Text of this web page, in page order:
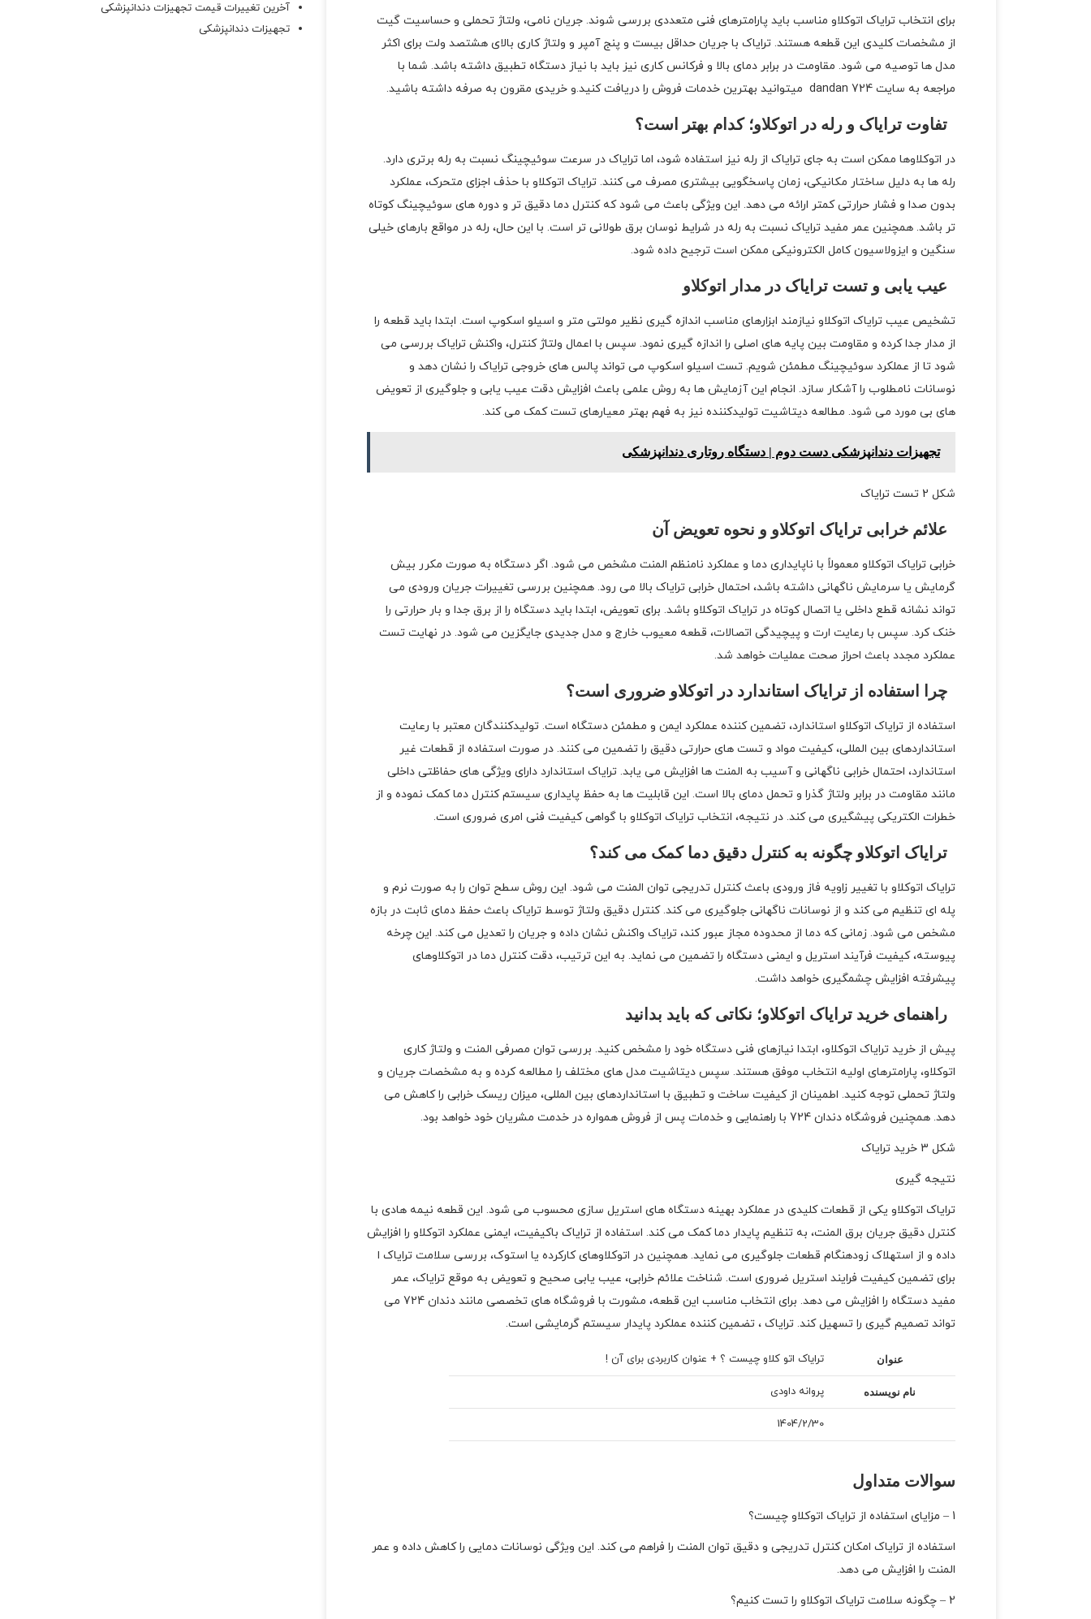
برای انتخاب ترایاک اتوکلاو مناسب باید پارامترهای فنی متعددی بررسی شوند. جریان نامی، ولتاژ تحملی و حساسیت گیت
از مشخصات کلیدی این قطعه هستند. ترایاک با جریان حداقل بیست و پنج آمپر و ولتاژ کاری بالای هشتصد ولت برای اکثر
مدل ها توصیه می شود. مقاومت در برابر دمای بالا و فرکانس کاری نیز باید با نیاز دستگاه تطبیق داشته باشد. شما با
مراجعه به سایت dandan 724 میتوانید بهترین خدمات فروش را دریافت کنید.و خریدی مقرون به صرفه داشته باشید.
تفاوت ترایاک و رله در اتوکلاو؛ کدام بهتر است؟
در اتوکلاوها ممکن است به جای ترایاک از رله نیز استفاده شود، اما ترایاک در سرعت سوئیچینگ نسبت به رله برتری دارد.
رله ها به دلیل ساختار مکانیکی، زمان پاسخگویی بیشتری مصرف می کنند. ترایاک اتوکلاو با حذف اجزای متحرک، عملکرد
بدون صدا و فشار حرارتی کمتر ارائه می دهد. این ویژگی باعث می شود که کنترل دما دقیق تر و دوره های سوئیچینگ کوتاه
تر باشد. همچنین عمر مفید ترایاک نسبت به رله در شرایط نوسان برق طولانی تر است. با این حال، رله در مواقع بارهای خیلی
سنگین و ایزولاسیون کامل الکترونیکی ممکن است ترجیح داده شود.
عیب یابی و تست ترایاک در مدار اتوکلاو
تشخیص عیب ترایاک اتوکلاو نیازمند ابزارهای مناسب اندازه گیری نظیر مولتی متر و اسیلو اسکوپ است. ابتدا باید قطعه را
از مدار جدا کرده و مقاومت بین پایه های اصلی را اندازه گیری نمود. سپس با اعمال ولتاژ کنترل، واکنش ترایاک بررسی می
شود تا از عملکرد سوئیچینگ مطمئن شویم. تست اسیلو اسکوپ می تواند پالس های خروجی ترایاک را نشان دهد و
نوسانات نامطلوب را آشکار سازد. انجام این آزمایش ها به روش علمی باعث افزایش دقت عیب یابی و جلوگیری از تعویض
های بی مورد می شود. مطالعه دیتاشیت تولیدکننده نیز به فهم بهتر معیارهای تست کمک می کند.
تجهیزات دندانپزشکی دست دوم | دستگاه روتاری دندانپزشکی
شکل 2 تست ترایاک
علائم خرابی ترایاک اتوکلاو و نحوه تعویض آن
خرابی ترایاک اتوکلاو معمولاً با ناپایداری دما و عملکرد نامنظم المنت مشخص می شود. اگر دستگاه به صورت مکرر بیش
گرمایش یا سرمایش ناگهانی داشته باشد، احتمال خرابی ترایاک بالا می رود. همچنین بررسی تغییرات جریان ورودی می
تواند نشانه قطع داخلی یا اتصال کوتاه در ترایاک اتوکلاو باشد. برای تعویض، ابتدا باید دستگاه را از برق جدا و بار حرارتی را
خنک کرد. سپس با رعایت ارت و پیچیدگی اتصالات، قطعه معیوب خارج و مدل جدیدی جایگزین می شود. در نهایت تست
عملکرد مجدد باعث احراز صحت عملیات خواهد شد.
چرا استفاده از ترایاک استاندارد در اتوکلاو ضروری است؟
استفاده از ترایاک اتوکلاو استاندارد، تضمین کننده عملکرد ایمن و مطمئن دستگاه است. تولیدکنندگان معتبر با رعایت
استانداردهای بین المللی، کیفیت مواد و تست های حرارتی دقیق را تضمین می کنند. در صورت استفاده از قطعات غیر
استاندارد، احتمال خرابی ناگهانی و آسیب به المنت ها افزایش می یابد. ترایاک استاندارد دارای ویژگی های حفاظتی داخلی
مانند مقاومت در برابر ولتاژ گذرا و تحمل دمای بالا است. این قابلیت ها به حفظ پایداری سیستم کنترل دما کمک نموده و از
خطرات الکتریکی پیشگیری می کند. در نتیجه، انتخاب ترایاک اتوکلاو با گواهی کیفیت فنی امری ضروری است.
ترایاک اتوکلاو چگونه به کنترل دقیق دما کمک می کند؟
ترایاک اتوکلاو با تغییر زاویه فاز ورودی باعث کنترل تدریجی توان المنت می شود. این روش سطح توان را به صورت نرم و
پله ای تنظیم می کند و از نوسانات ناگهانی جلوگیری می کند. کنترل دقیق ولتاژ توسط ترایاک باعث حفظ دمای ثابت در بازه
مشخص می شود. زمانی که دما از محدوده مجاز عبور کند، ترایاک واکنش نشان داده و جریان را تعدیل می کند. این چرخه
پیوسته، کیفیت فرآیند استریل و ایمنی دستگاه را تضمین می نماید. به این ترتیب، دقت کنترل دما در اتوکلاوهای
پیشرفته افزایش چشمگیری خواهد داشت.
راهنمای خرید ترایاک اتوکلاو؛ نکاتی که باید بدانید
پیش از خرید ترایاک اتوکلاو، ابتدا نیازهای فنی دستگاه خود را مشخص کنید. بررسی توان مصرفی المنت و ولتاژ کاری
اتوکلاو، پارامترهای اولیه انتخاب موفق هستند. سپس دیتاشیت مدل های مختلف را مطالعه کرده و به مشخصات جریان و
ولتاژ تحملی توجه کنید. اطمینان از کیفیت ساخت و تطبیق با استانداردهای بین المللی، میزان ریسک خرابی را کاهش می
دهد. همچنین فروشگاه دندان 724 با راهنمایی و خدمات پس از فروش همواره در خدمت مشریان خود خواهد بود.
شکل 3 خرید ترایاک
نتیجه گیری
ترایاک اتوکلاو یکی از قطعات کلیدی در عملکرد بهینه دستگاه های استریل سازی محسوب می شود. این قطعه نیمه هادی با
کنترل دقیق جریان برق المنت، به تنظیم پایدار دما کمک می کند. استفاده از ترایاک باکیفیت، ایمنی عملکرد اتوکلاو را افزایش
داده و از استهلاک زودهنگام قطعات جلوگیری می نماید. همچنین در اتوکلاوهای کارکرده یا استوک، بررسی سلامت ترایاک ا
برای تضمین کیفیت فرایند استریل ضروری است. شناخت علائم خرابی، عیب یابی صحیح و تعویض به موقع ترایاک، عمر
مفید دستگاه را افزایش می دهد. برای انتخاب مناسب این قطعه، مشورت با فروشگاه های تخصصی مانند دندان 724 می
تواند تصمیم گیری را تسهیل کند. ترایاک ، تضمین کننده عملکرد پایدار سیستم گرمایشی است.
عنوان ترایاک اتو کلاو چیست ؟ + عنوان کاربردی برای آن !
نام نویسنده پروانه داودی
1404/2/30
سوالات متداول
1 – مزایای استفاده از ترایاک اتوکلاو چیست؟
استفاده از ترایاک امکان کنترل تدریجی و دقیق توان المنت را فراهم می کند. این ویژگی نوسانات دمایی را کاهش داده و عمر
المنت را افزایش می دهد.
2 – چگونه سلامت ترایاک اتوکلاو را تست کنیم؟
آخرین تغییرات قیمت تجهیزات دندانپزشکی
تجهیزات دندانپزشکی